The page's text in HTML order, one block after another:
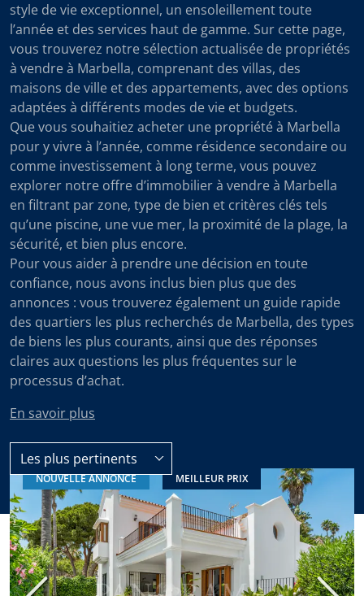
style de vie exceptionnel, un ensoleillement toute
l’année et des services haut de gamme. Sur cette page,
vous trouverez notre sélection actualisée de propriétés
à vendre à Marbella, comprenant des villas, des
maisons de ville et des appartements, avec des options
adaptées à différents modes de vie et budgets.
Que vous souhaitiez acheter une propriété à Marbella
pour y vivre à l’année, comme résidence secondaire ou
comme investissement à long terme, vous pouvez
explorer notre offre d’immobilier à vendre à Marbella
en filtrant par zone, type de bien et critères clés tels
qu’une piscine, une vue mer, la proximité de la plage, la
sécurité, et bien plus encore.
Pour vous aider à prendre une décision en toute
confiance, nous avons inclus bien plus que des
annonces : vous trouverez également un guide rapide
des quartiers les plus recherchés de Marbella, des types
de biens les plus courants, ainsi que des réponses
claires aux questions les plus fréquentes sur le
processus d’achat.
En savoir plus
Toutes les propriétés à vendre
Les plus pertinents
NOUVELLE ANNONCE MEILLEUR PRIX